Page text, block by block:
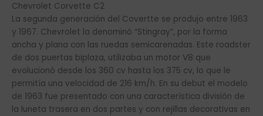
Chevrolet Corvette C2
La segunda generación del Covertte se produjo entre 1963
y 1967. Chevrolet la denominó “Stingray”, por la forma
ancha y plana con las ruedas semicarenadas. Este roadster
de dos puertas biplaza, utilizaba un motor V8 que
evolucionó desde los 360 cv hasta los 375 cv, lo que le
permitía una velocidad de 216 km/h. En su debut el modelo
de 1963 fue presentado con una característica división de
la luneta trasera en dos partes y con rejillas decorativas en